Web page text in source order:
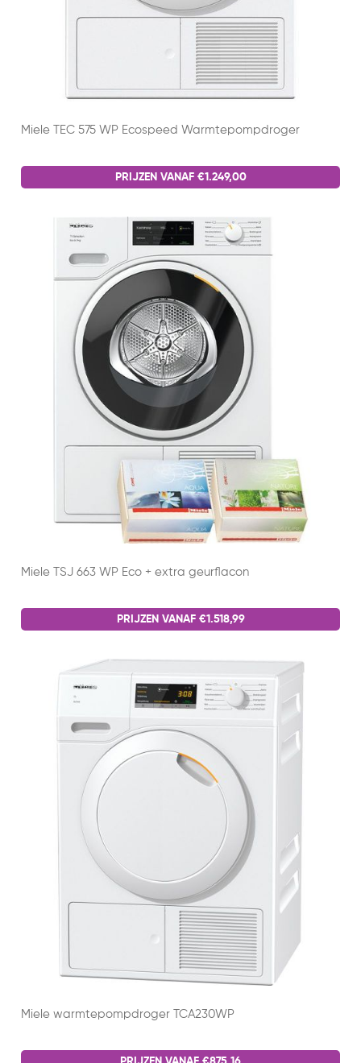
Miele TEC 575 WP Ecospeed Warmtepompdroger
PRIJZEN VANAF €1.249,00
Miele TSJ 663 WP Eco + extra geurflacon
PRIJZEN VANAF €1.518,99
Miele warmtepompdroger TCA230WP